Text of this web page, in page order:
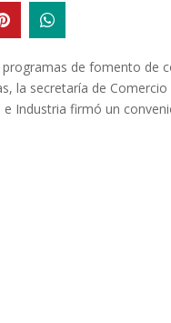
de fomento de
la secretaría de Comercio
Industria firmó un